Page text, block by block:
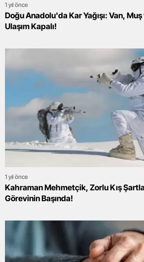
1 yıl önce
Doğu Anadolu'da Kar Yağışı: Van,
Ulaşım Kapalı!
1 yıl önce
Kahraman Mehmetçik, Zorlu Kış
Görevinin Başında!